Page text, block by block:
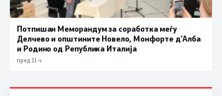
Потпишан Меморандум за соработка меѓу
Делчево и општините Новело, Монфорте д’Алба
и Родино од Република Италија
пред 11 ч.